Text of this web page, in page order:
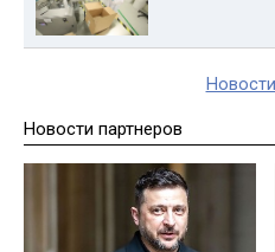
Новости партнеров